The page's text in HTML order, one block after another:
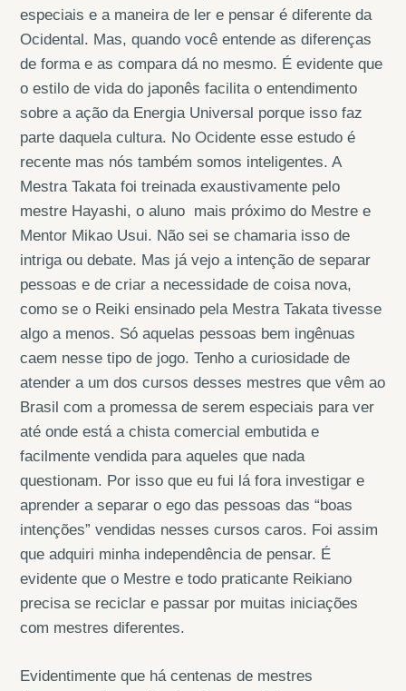
especiais e a maneira de ler e pensar é diferente da
Ocidental. Mas, quando você entende as diferenças
de forma e as compara dá no mesmo. É evidente que
o estilo de vida do japonês facilita o entendimento
sobre a ação da Energia Universal porque isso faz
parte daquela cultura. No Ocidente esse estudo é
recente mas nós também somos inteligentes. A
Mestra Takata foi treinada exaustivamente pelo
mestre Hayashi, o aluno mais próximo do Mestre e
Mentor Mikao Usui. Não sei se chamaria isso de
intriga ou debate. Mas já vejo a intenção de separar
pessoas e de criar a necessidade de coisa nova,
como se o Reiki ensinado pela Mestra Takata tivesse
algo a menos. Só aquelas pessoas bem ingênuas
caem nesse tipo de jogo. Tenho a curiosidade de
atender a um dos cursos desses mestres que vêm ao
Brasil com a promessa de serem especiais para ver
até onde está a chista comercial embutida e
facilmente vendida para aqueles que nada
questionam. Por isso que eu fui lá fora investigar e
aprender a separar o ego das pessoas das “boas
intenções” vendidas nesses cursos caros. Foi assim
que adquiri minha independência de pensar. É
evidente que o Mestre e todo praticante Reikiano
precisa se reciclar e passar por muitas iniciações
com mestres diferentes.
Evidentimente que há centenas de mestres